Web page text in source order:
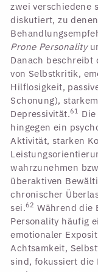
zwei verschiedene
diskutiert, zu
Prone Personality
Danach beschreibt
von Selbstkritik,
Hilflosigkeit,
Schonung),
Depressivität.61
hingegen ein
Aktivität, starken
wahrzunehmen
überaktiven
chronischer
sei.62 Während die
Personality häufig
emotionaler
Achtsamkeit,
sind, fokussiert die